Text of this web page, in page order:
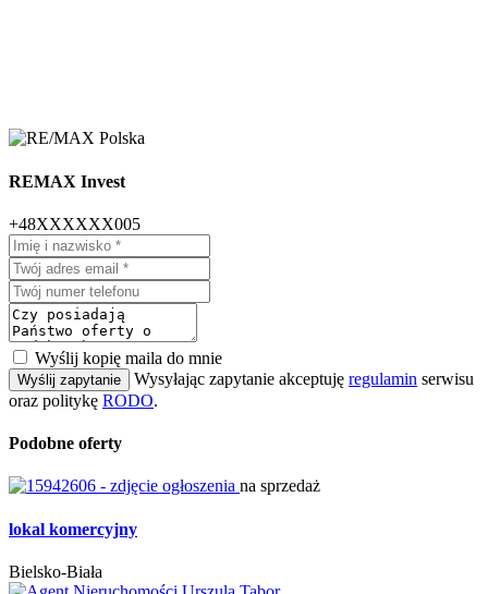
REMAX Invest
+48XXXXXX005
Wyślij kopię maila do mnie
Wyślij zapytanie Wysyłając zapytanie akceptuję regulamin serwisu
oraz politykę RODO.
Podobne oferty
na sprzedaż
lokal komercyjny
Bielsko-Biała